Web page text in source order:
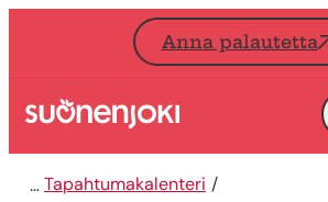
Siirry sisältöön
Anna palautetta
Etusivu
Tapahtumakalenteri